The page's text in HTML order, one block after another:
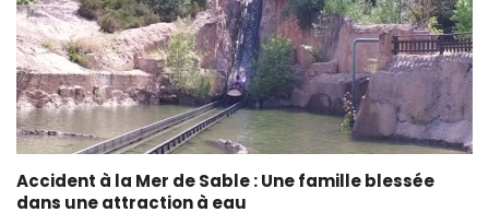
Accident à la Mer de Sable : Une famille blessée
dans une attraction à eau